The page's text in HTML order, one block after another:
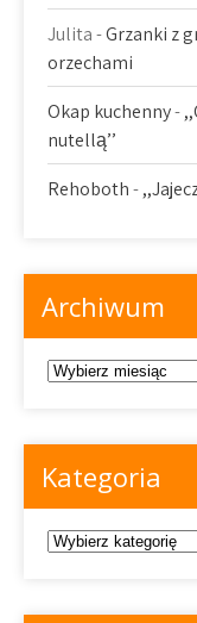
Julita-Grzanki z
orzechami
Okap kuchenny-
nutellą’’
Rehoboth-
Archiwum
Archiwum
Kategoria
Kategoria